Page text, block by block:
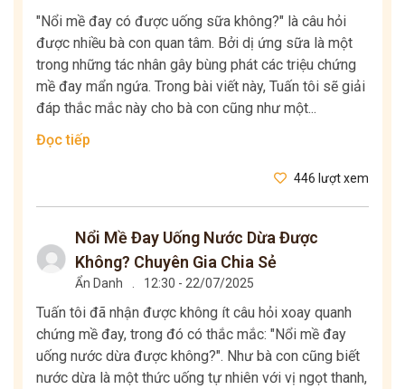
"Nổi mề đay có được uống sữa không?" là câu hỏi
được nhiều bà con quan tâm. Bởi dị ứng sữa là một
trong những tác nhân gây bùng phát các triệu chứng
mề đay mẩn ngứa. Trong bài viết này, Tuấn tôi sẽ giải
đáp thắc mắc này cho bà con cũng như một...
Đọc tiếp
446 lượt xem
Nổi Mề Đay Uống Nước Dừa Được
Không? Chuyên Gia Chia Sẻ
Ẩn Danh 12:30 - 22/07/2025
Tuấn tôi đã nhận được không ít câu hỏi xoay quanh
chứng mề đay, trong đó có thắc mắc: "Nổi mề đay
uống nước dừa được không?". Như bà con cũng biết
nước dừa là một thức uống tự nhiên với vị ngọt thanh,